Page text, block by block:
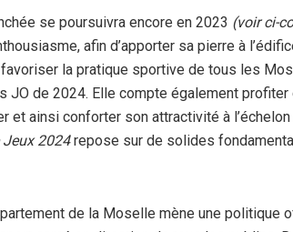
se poursuivra encore en 2023 (voir ci-
afin d’apporter sa pierre à
la pratique sportive de tous les
JO de 2024. Elle compte également
et ainsi conforter son attractivité à
Jeux 2024repose sur de solides
de la Moselle mène une politique